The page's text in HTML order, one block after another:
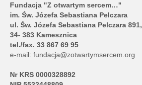
Fundacja "Z otwartym sercem…"
im. Św. Józefa Sebastiana Pelczara
ul. Św. Józefa Sebastiana Pelczara 891,
34- 383 Kamesznica
tel./fax. 33 867 69 95
e-mail: fundacja@zotwartymsercem.org
Nr KRS 0000328892